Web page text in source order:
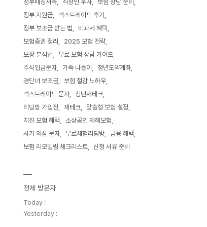
정부매칭저축
직장인 투자
보험 상담 준비
정부 지원금
넥스트레이드 후기
정부 보조금 받는 법
비과세 혜택
보험증권 정리
2025 보험 전략
보장 분석법
무료 보험 상담 가이드
주식입금문자
가족 나들이
청년도약계좌
경단녀 보조금
보험 절감 노하우
넥스트레이드 문자
청년재테크
리딩방 가입전
재테크
맞춤형 보험 설정
지진 보험 혜택
소상공인 재해보험
사기 의심 문자
무료체험리딩방
금융 혜택
보험 리모델링 체크리스트
신청 서류 준비
전체 방문자
Today :
Yesterday :